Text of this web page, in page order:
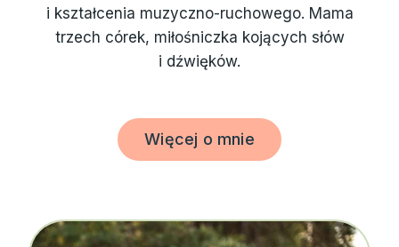
i kształcenia muzyczno-ruchowego. Mama
trzech córek, miłośniczka kojących słów
i dźwięków.
Więcej o mnie